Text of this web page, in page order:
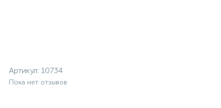
Артикул: 10734
Пока нет отзывов